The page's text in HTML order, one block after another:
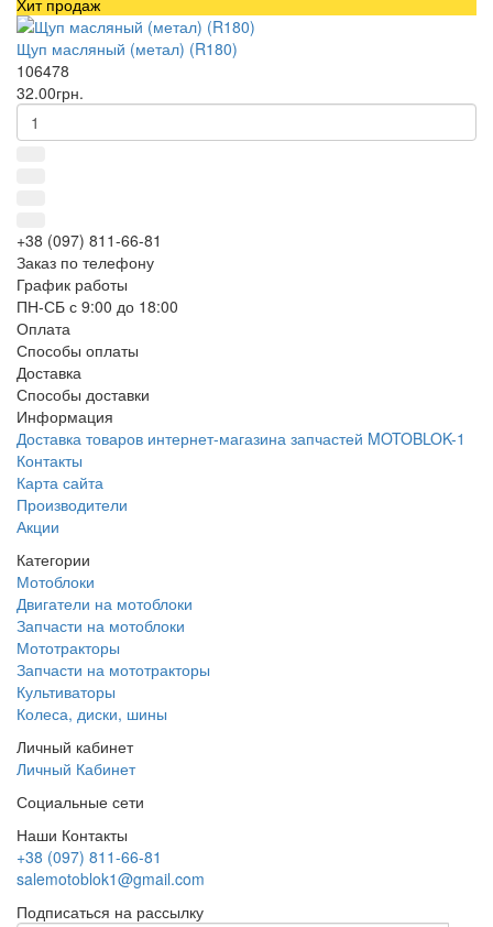
Щуп масляный (метал) (R180)
106478
32.00грн.
+38 (097) 811-66-81
Заказ по телефону
График работы
ПН-СБ с 9:00 до 18:00
Оплата
Способы оплаты
Доставка
Способы доставки
Информация
Доставка товаров интернет-магазина запчастей MOTOBLOK-1
Контакты
Карта сайта
Производители
Акции
Категории
Мотоблоки
Двигатели на мотоблоки
Запчасти на мотоблоки
Мототракторы
Запчасти на мототракторы
Культиваторы
Колеса, диски, шины
Личный кабинет
Личный Кабинет
Социальные сети
Наши Контакты
+38 (097) 811-66-81
salemotoblok1@gmail.com
Подписаться на рассылку